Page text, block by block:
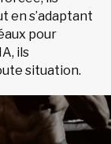
en s’adaptant
pour
ils
situation.